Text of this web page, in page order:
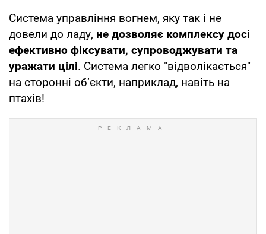
Система управління вогнем, яку так і не
довели до ладу, не дозволяє комплексу досі
ефективно фіксувати, супроводжувати та
уражати цілі. Система легко "відволікається"
на сторонні об’єкти, наприклад, навіть на
птахів!